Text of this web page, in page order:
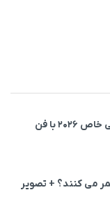
بررسی Redmi K90 Max ؛ گوشی خاص‌ ۲۰۲۶ با فن
می‌ کنند؟ + تصویر